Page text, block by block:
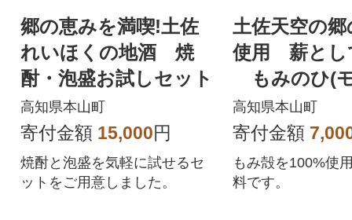
郷の恵みを満喫!土佐
れいほくの地酒 焼
酎・泡盛お試しセット
高知県本山町
寄付金額 15,000円
焼酎と泡盛を気軽に試せるセ
ットをご用意しました。
土佐天空の
使用 薪とし
もみのひ(
イト)20kg入
高知県本山町
寄付金額
もみ殻を100%使
料です。